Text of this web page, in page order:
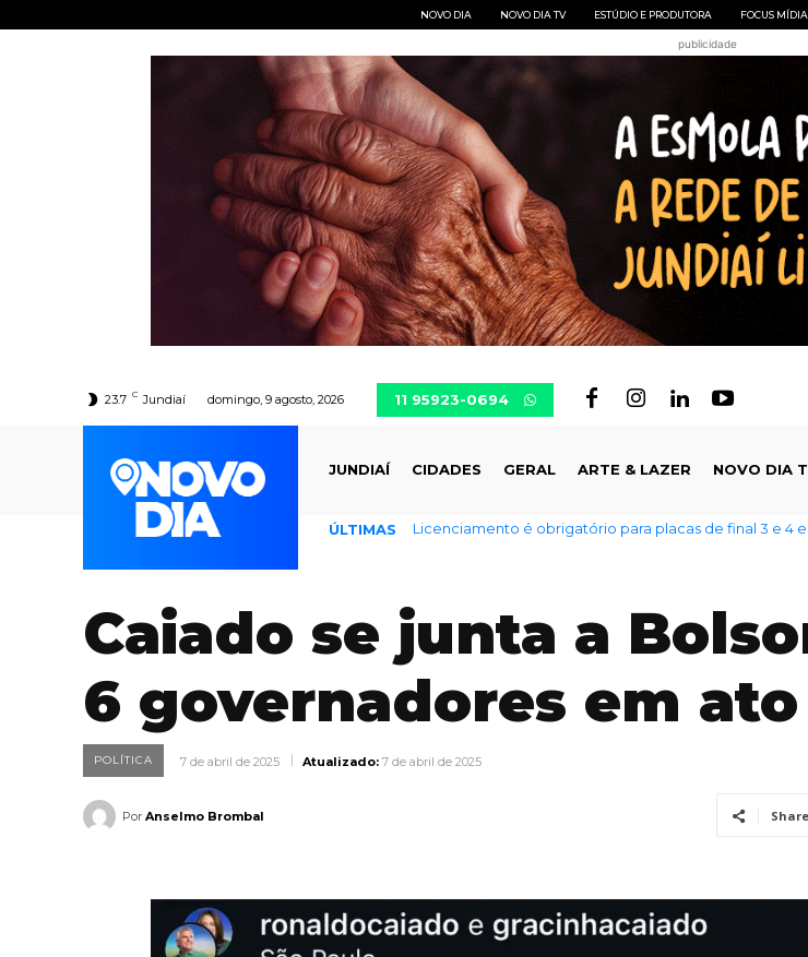
NOVO DIA NOVO DIA TV ESTÚDIO E PRODUTORA FOCUS
publicidade
23.7 C Jundiaí domingo, 9 agosto, 2026 11 95923-0694
JUNDIAÍ CIDADES GERAL ARTE & LAZER NOVO DIA
ÚLTIMAS Endividamento das famílias sobe para 82%, mas
Licenciamento é obrigatório para placas de final 3 e 4 em
Caiado se junta a
6 governadores em
POLÍTICA 7 de abril de 2025 Atualizado: 7 de abril de 2025
Por Anselmo Brombal Share